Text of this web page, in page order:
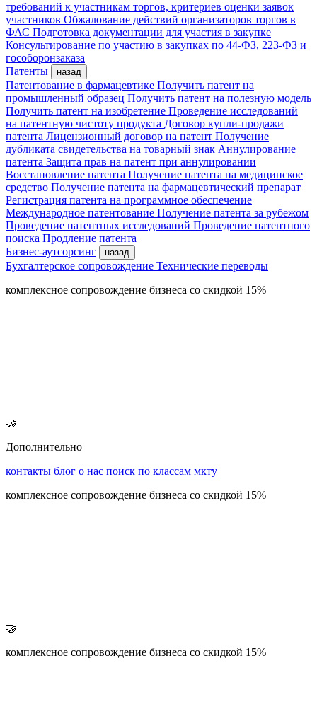
требований к участникам торгов, критериев оценки заявок
участников Обжалование действий организаторов торгов в
ФАС Подготовка документации для участия в закупке
Консультирование по участию в закупках по 44-ФЗ, 223-ФЗ и
гособоронзаказа
Патенты
назад
Патентование в фармацевтике Получить патент на
промышленный образец Получить патент на полезную модель
Получить патент на изобретение Проведение исследований
на патентную чистоту продукта Договор купли-продажи
патента Лицензионный договор на патент Получение
дубликата свидетельства на товарный знак Аннулирование
патента Защита прав на патент при аннулировании
Восстановление патента Получение патента на медицинское
средство Получение патента на фармацевтический препарат
Регистрация патента на программное обеспечение
Международное патентование Получение патента за рубежом
Проведение патентных исследований Проведение патентного
поиска Продление патента
Бизнес-аутсорсинг
назад
Бухгалтерское сопровождение Технические переводы
комплексное сопровождение бизнеса со скидкой 15%
🤝
Дополнительно
контакты блог о нас поиск по классам мкту
комплексное сопровождение бизнеса со скидкой 15%
🤝
комплексное сопровождение бизнеса со скидкой 15%